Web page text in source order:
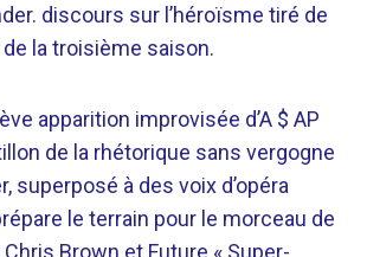
discours sur l’héroïsme tiré de
de la troisième saison.
apparition improvisée d’A $ AP
de la rhétorique sans vergogne
superposé à des voix d’opéra
le terrain pour le morceau de
Brown et Future « Super-